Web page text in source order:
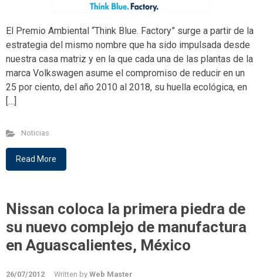
El Premio Ambiental “Think Blue. Factory” surge a partir de la
estrategia del mismo nombre que ha sido impulsada desde
nuestra casa matriz y en la que cada una de las plantas de la
marca Volkswagen asume el compromiso de reducir en un
25 por ciento, del año 2010 al 2018, su huella ecológica, en
[…]
Noticias
Read More
Nissan coloca la primera piedra de
su nuevo complejo de manufactura
en Aguascalientes, México
26/07/2012 Written by Web Master